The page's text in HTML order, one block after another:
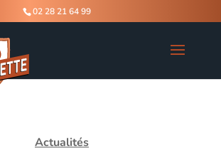
02 28 21 64 99
Actualités